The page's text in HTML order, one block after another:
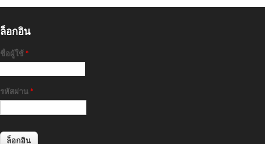
ล็อกอิน
ชื่อผู้ใช้ *
รหัสผ่าน *